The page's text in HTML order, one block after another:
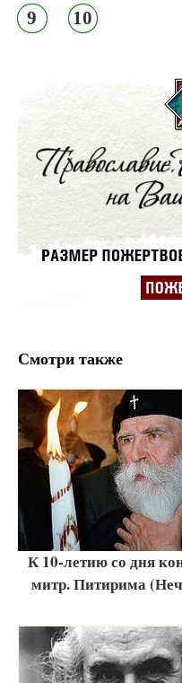
9 10
Смотри также
К 10-летию со дня
митр. Питирима